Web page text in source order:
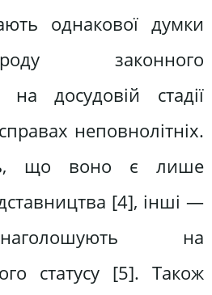
однакової думки
законного
на досудовій стадії
неповнолітніх.
що воно є лише
[4], інші —
на
статусу [5]. Також